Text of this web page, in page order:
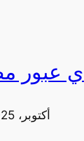
3 أكتوبر، 2025